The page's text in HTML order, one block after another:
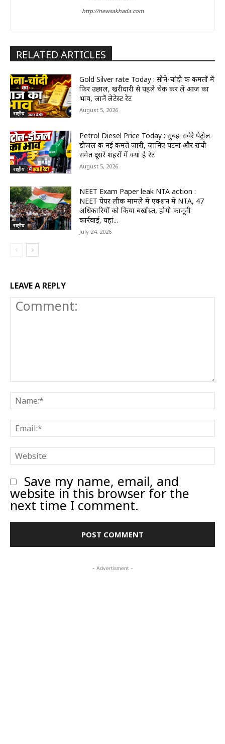
http://newsakhada.com
RELATED ARTICLES
राष्ट्रीय
Gold Silver rate Today : सोने-चांदी की कीमतों में
फिर उछाल, खरीदारी से पहले चेक कर लें आज का
भाव, जानें लेटेस्ट रेट
August 5, 2026
राष्ट्रीय
Petrol Diesel Price Today : सुबह-सवेरे पेट्रोल-
डीजल की नई कीमतें जारी, जानिए पटना और रांची
समेत दूसरे शहरों में क्या है रेट
August 5, 2026
राष्ट्रीय
NEET Exam Paper leak NTA action :
NEET पेपर लीक मामले में एक्शन में NTA, 47
अधिकारियों को किया बर्खास्त, होगी कानूनी
कार्रवाई, यहां...
July 24, 2026
LEAVE A REPLY
Comment:
Save my name, email, and
website in this browser for the
next time I comment.
- Advertisment -